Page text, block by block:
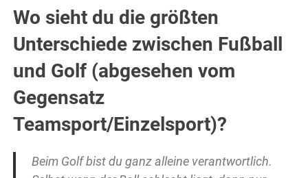
Wo sieht du die größten
Unterschiede zwischen Fußball
und Golf (abgesehen vom
Gegensatz
Teamsport/Einzelsport)?
Beim Golf bist du ganz alleine verantwortlich.